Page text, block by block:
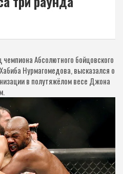
Абсолютного бойцовского
Нурмагомедова, высказался о
в полутяжёлом весе Джона